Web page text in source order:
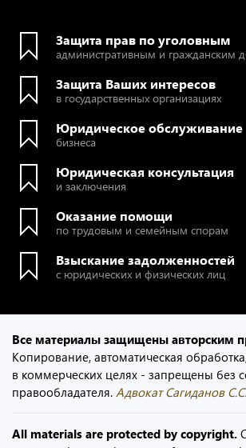
Защита прав по уголовным
административным и гражданским
Защита Ваших интересов
в государственных организациях
Юридическое обслуживание
бизнеса
Юридическая консультация
и заключения
Оказание помощи
по трудовым и семейным спорам
Взыскание задолженностей
с юридических и физических лиц
Все материалы защищены авторским
Копирование, автоматическая
в коммерческих целях - запрещены без
правообладателя. Адвокат Сагиданов С.С.
All materials are protected by copyright.